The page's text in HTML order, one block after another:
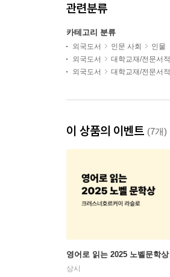
관련분류
카테고리 분류
외국도서 인문 사회
인물
외국도서
대학교재/전문서적
외국도서
대학교재/전문서적
이 상품의 이벤트 (7개)
영어로 읽는 2025 노벨문학상
상시